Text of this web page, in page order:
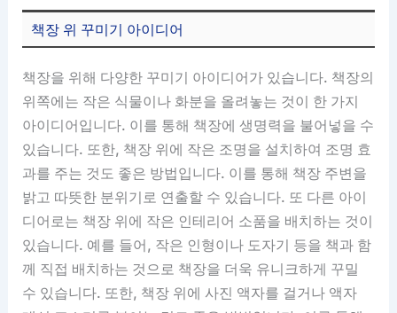
책장 위 꾸미기 아이디어
책장을 위해 다양한 꾸미기 아이디어가 있습니다. 책장의
위쪽에는 작은 식물이나 화분을 올려놓는 것이 한 가지
아이디어입니다. 이를 통해 책장에 생명력을 불어넣을 수
있습니다. 또한, 책장 위에 작은 조명을 설치하여 조명 효
과를 주는 것도 좋은 방법입니다. 이를 통해 책장 주변을
밝고 따뜻한 분위기로 연출할 수 있습니다. 또 다른 아이
디어로는 책장 위에 작은 인테리어 소품을 배치하는 것이
있습니다. 예를 들어, 작은 인형이나 도자기 등을 책과 함
께 직접 배치하는 것으로 책장을 더욱 유니크하게 꾸밀
수 있습니다. 또한, 책장 위에 사진 액자를 걸거나 액자